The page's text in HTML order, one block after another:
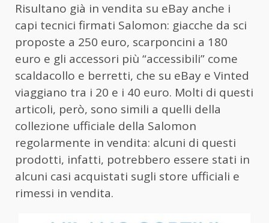
Risultano già in vendita su eBay anche i
capi tecnici firmati Salomon: giacche da sci
proposte a 250 euro, scarponcini a 180
euro e gli accessori più “accessibili” come
scaldacollo e berretti, che su eBay e Vinted
viaggiano tra i 20 e i 40 euro. Molti di questi
articoli, però, sono simili a quelli della
collezione ufficiale della Salomon
regolarmente in vendita: alcuni di questi
prodotti, infatti, potrebbero essere stati in
alcuni casi acquistati sugli store ufficiali e
rimessi in vendita.